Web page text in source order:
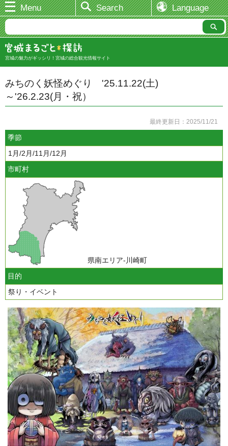
Menu Search Language
宮城の魅力がギッシリ！宮城の総合観光情報サイト
みちのく妖怪めぐり '25.11.22(土)
～'26.2.23(月・祝）
最終更新日：2025/11/21
季節
1月/2月/11月/12月
市町村
県南エリア-川崎町
目的
祭り・イベント